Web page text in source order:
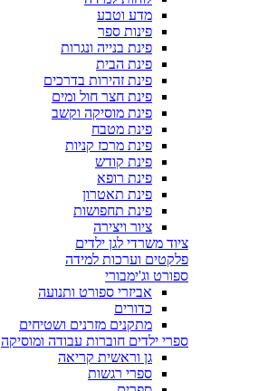
מדע וטבע
פינות ספר
פינת בנייה ונגרות
פינת הבית
פינת זהירות בדרכים
פינת חצר חול ומים
פינת מוסיקה וקשב
פינת מטבח
פינת מרכז קניות
פינת קודש
פינת רופא
פינת תאטרון
פינת תחפושות
ציור ויצירה
ציוד משרדי לגן ילדים
פלקטים וערכות למידה
ספורט וג'ימבורי
אביזרי ספורט ותנועה
כדורים
מתקנים מזרנים ושטיחים
ספרי ילדים חוברות עבודה ומוסיקה
גן וראשית קריאה
ספרי רגשות